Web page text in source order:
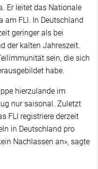
Er leitet das Nationale
am FLI. In Deutschland
geringer als bei
der kalten Jahreszeit.
sein, die sich
habe.
hierzulande im
nur saisonal. Zuletzt
FLI registriere derzeit
in Deutschland pro
Nachlassen an», sagte